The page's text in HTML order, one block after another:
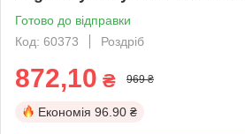
Готово до відправки
Код: 60373
Роздріб
872,10 ₴ 969 ₴
Економія 96.90 ₴